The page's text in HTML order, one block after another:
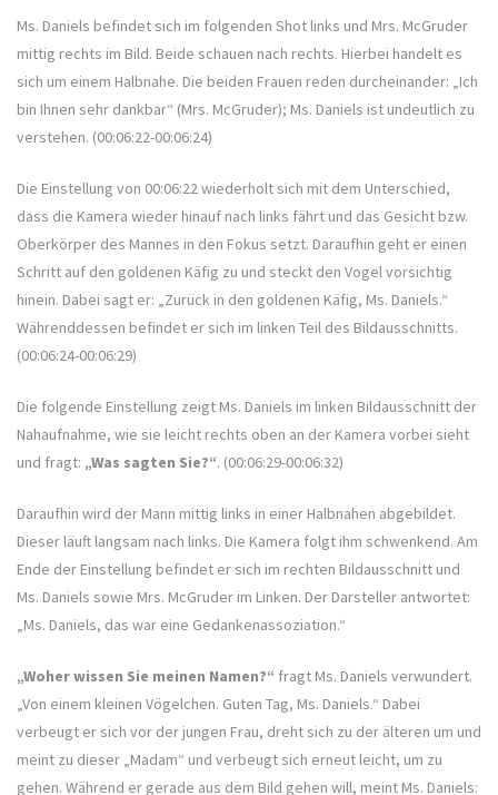
Ms. Daniels befindet sich im folgenden Shot links und Mrs. McGruder
mittig rechts im Bild. Beide schauen nach rechts. Hierbei handelt es
sich um einem Halbnahe. Die beiden Frauen reden durcheinander: „Ich
bin Ihnen sehr dankbar“ (Mrs. McGruder); Ms. Daniels ist undeutlich zu
verstehen. (00:06:22-00:06:24)
Die Einstellung von 00:06:22 wiederholt sich mit dem Unterschied,
dass die Kamera wieder hinauf nach links fährt und das Gesicht bzw.
Oberkörper des Mannes in den Fokus setzt. Daraufhin geht er einen
Schritt auf den goldenen Käfig zu und steckt den Vogel vorsichtig
hinein. Dabei sagt er: „Zurück in den goldenen Käfig, Ms. Daniels.“
Währenddessen befindet er sich im linken Teil des Bildausschnitts.
(00:06:24-00:06:29)
Die folgende Einstellung zeigt Ms. Daniels im linken Bildausschnitt der
Nahaufnahme, wie sie leicht rechts oben an der Kamera vorbei sieht
und fragt: „Was sagten Sie?“. (00:06:29-00:06:32)
Daraufhin wird der Mann mittig links in einer Halbnahen abgebildet.
Dieser läuft langsam nach links. Die Kamera folgt ihm schwenkend. Am
Ende der Einstellung befindet er sich im rechten Bildausschnitt und
Ms. Daniels sowie Mrs. McGruder im Linken. Der Darsteller antwortet:
„Ms. Daniels, das war eine Gedankenassoziation.“
„Woher wissen Sie meinen Namen?“ fragt Ms. Daniels verwundert.
„Von einem kleinen Vögelchen. Guten Tag, Ms. Daniels.“ Dabei
verbeugt er sich vor der jungen Frau, dreht sich zu der älteren um und
meint zu dieser „Madam“ und verbeugt sich erneut leicht, um zu
gehen. Während er gerade aus dem Bild gehen will, meint Ms. Daniels: